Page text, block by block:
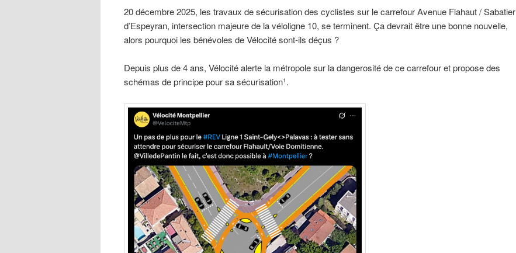
20 décembre 2025, les travaux de sécurisation des cyclistes sur le carrefour Avenue Flahaut / Sabatier
d’Espeyran, intersection majeure de la véloligne 10, se terminent. Ça devrait être une bonne nouvelle,
alors pourquoi les bénévoles de Vélocité sont-ils déçus ?
Depuis plus de 4 ans, Vélocité alerte la métropole sur la dangerosité de ce carrefour et propose des
schémas de principe pour sa sécurisation1 .